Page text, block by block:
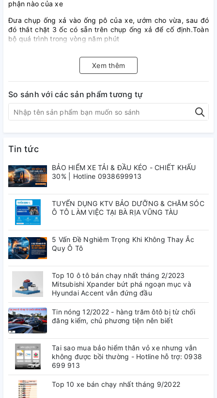
phận nào của xe
Đưa chụp ống xả vào ống pô của xe, ướm cho vừa, sau đó
đó thắt chặt 3 ốc có sẵn trên chụp ống xả để cố định.Toàn
bộ quá trình trong vòng năm phút
Xem thêm
So sánh với các sản phẩm tương tự
Tin tức
BẢO HIỂM XE TẢI & ĐẦU KÉO - CHIẾT KHẤU
30% | Hotline 0938699913
TUYỂN DỤNG KTV BẢO DƯỠNG & CHĂM SÓC
Ô TÔ LÀM VIỆC TẠI BÀ RỊA VŨNG TÀU
5 Vấn Đề Nghiêm Trọng Khi Không Thay Ắc
Quy Ô Tô
Top 10 ô tô bán chạy nhất tháng 2/2023
Mitsubishi Xpander bứt phá ngoạn mục và
Hyundai Accent vẫn đứng đầu
Tin nóng 12/2022 - hàng trăm ôtô bị từ chối
đăng kiểm, chủ phương tiện nên biết
Tai sao mua bảo hiểm thân vỏ xe nhưng vẫn
không được bồi thường - Hotline hỗ trợ: 0938
699 913
Top 10 xe bán chạy nhất tháng 9/2022